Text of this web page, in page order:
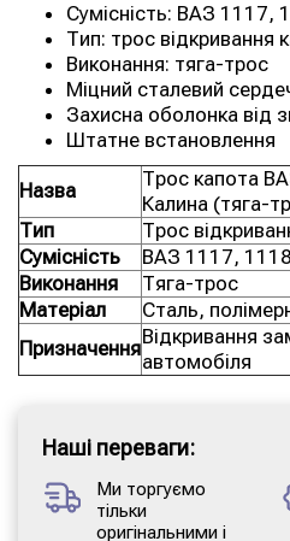
Сумісність: ВАЗ 1117,
Тип: трос відкривання
Виконання: тяга-трос
Міцний сталевий
Захисна оболонка від
Штатне встановлення
Назва
Трос капота
Калина (тяга-
Тип
Трос
Сумісність
ВАЗ 1117,
Виконання
Тяга-трос
Матеріал
Сталь,
ПризначенняВідкривання
автомобіля
Наші переваги:
Ми торгуємо
тільки
оригінальними і